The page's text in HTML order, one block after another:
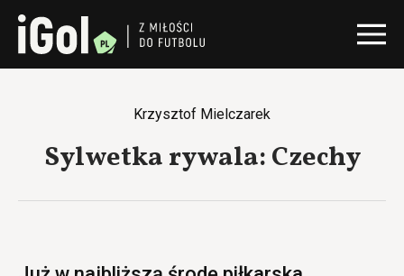
Krzysztof Mielczarek
Sylwetka rywala: Czechy